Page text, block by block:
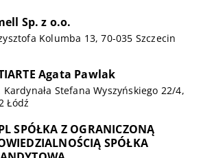
Sp. z o.o.
Kolumba 13, 70-035 Szczecin
Agata Pawlak
Kardynała Stefana Wyszyńskiego 22/4,
Łódź
SPÓŁKA Z OGRANICZONĄ
SPÓŁKA